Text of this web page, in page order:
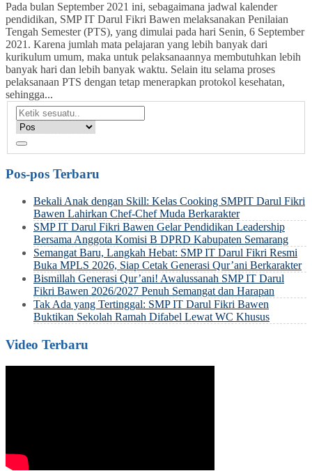
Pada bulan September 2021 ini, sebagaimana jadwal kalender
pendidikan, SMP IT Darul Fikri Bawen melaksanakan Penilaian
Tengah Semester (PTS), yang dimulai pada hari Senin, 6 September
2021. Karena jumlah mata pelajaran yang lebih banyak dari
kurikulum umum, maka untuk pelaksanaannya membutuhkan lebih
banyak hari dan lebih banyak waktu. Selain itu selama proses
pelaksanaan PTS dengan tetap menerapkan protokol kesehatan,
sehingga...
Pos-pos Terbaru
Bekali Anak dengan Skill: Kelas Cooking SMPIT Darul Fikri
Bawen Lahirkan Chef-Chef Muda Berkarakter
SMP IT Darul Fikri Bawen Gelar Pendidikan Leadership
Bersama Anggota Komisi B DPRD Kabupaten Semarang
Semangat Baru, Langkah Hebat: SMP IT Darul Fikri Resmi
Buka MPLS 2026, Siap Cetak Generasi Qur’ani Berkarakter
Bismillah Generasi Qur’ani! Awalussanah SMP IT Darul
Fikri Bawen 2026/2027 Penuh Semangat dan Harapan
Tak Ada yang Tertinggal: SMP IT Darul Fikri Bawen
Buktikan Sekolah Ramah Difabel Lewat WC Khusus
Video Terbaru